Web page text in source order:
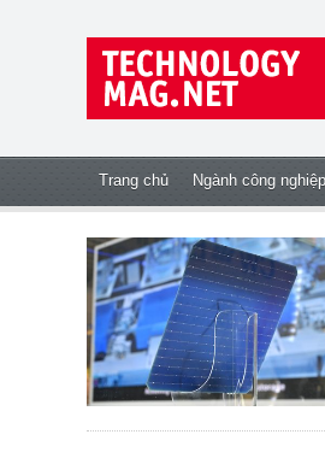
Trang chủ Ngành công nghiệp